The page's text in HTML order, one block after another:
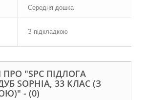
Середня дошка
З підкладкою
ПРО "SPC ПІДЛОГА
SOPHIA, 33 КЛАС (З
- (0)